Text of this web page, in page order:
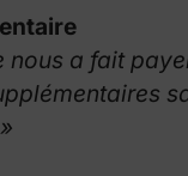
nous a fait